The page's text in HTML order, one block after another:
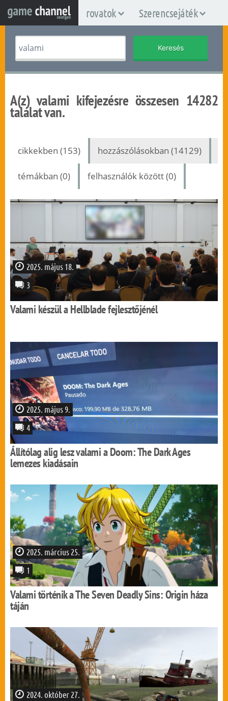
rovatok Szerencsejáték
Keresés
A(z)valami kifejezésre összesen 14282
találat van.
cikkekben (153) hozzászólásokban (14129)
témákban (0) felhasználók között (0)
2025. május 18.
3
Valami készül a Hellblade fejlesztőjénél
2025. május 9.
4
Állítólag alig lesz valami a Doom: The Dark Ages
lemezes kiadásain
2025. március 25.
1
Valami történik a The Seven Deadly Sins: Origin háza
táján
2024. október 27.